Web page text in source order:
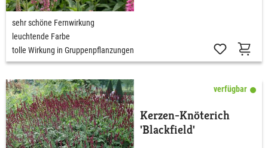
sehr schöne Fernwirkung
leuchtende Farbe
tolle Wirkung in Gruppenpflanzungen
verfügbar
Kerzen-Knöterich
'Blackfield'